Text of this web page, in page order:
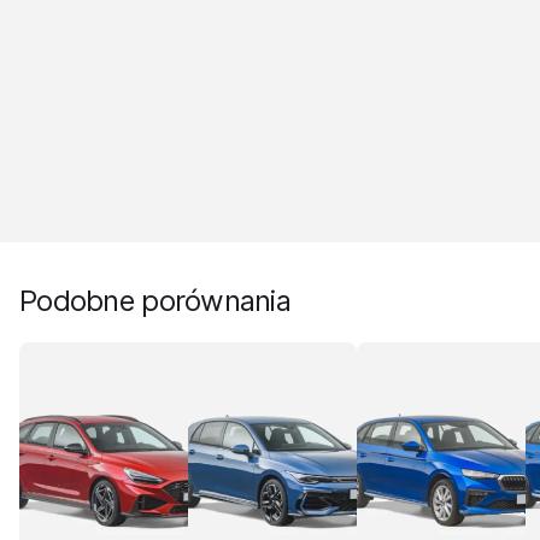
Podobne porównania